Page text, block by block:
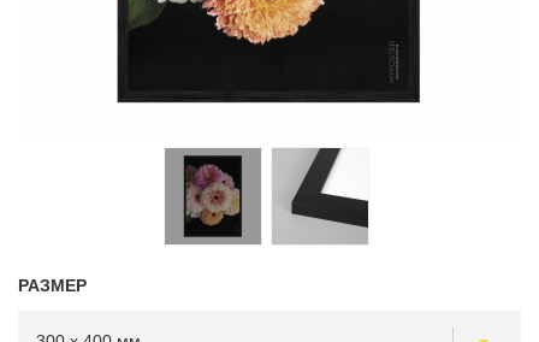
РАЗМЕР